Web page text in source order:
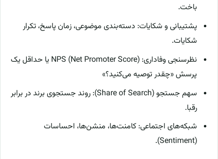
باخت.
پشتیبانی و شکایات: دسته‌بندی موضوعی، زمان پاسخ، تکرار
شکایات.
نظرسنجی وفاداری: NPS (Net Promoter Score) یا حداقل یک
پرسش «چقدر توصیه می‌کنید؟»
سهم جستجو (Share of Search): روند جستجوی برند در برابر
رقبا.
شبکه‌های اجتماعی: کامنت‌ها، منشن‌ها، احساسات
(Sentiment).